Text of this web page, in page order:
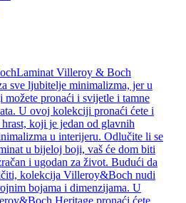
Laminat Villeroy & Boch
sve ljubitelje minimalizma, jer u
pronaći i svijetle i tamne
U ovoj kolekciji pronaći ćete i
koji je jedan od glavnih
u interijeru. Odlučite li se
u bijeloj boji, vaš će dom biti
i ugodan za život. Budući da
kolekcija Villeroy&Boch nudi
bojama i dimenzijama. U
Heritage pronaći ćete